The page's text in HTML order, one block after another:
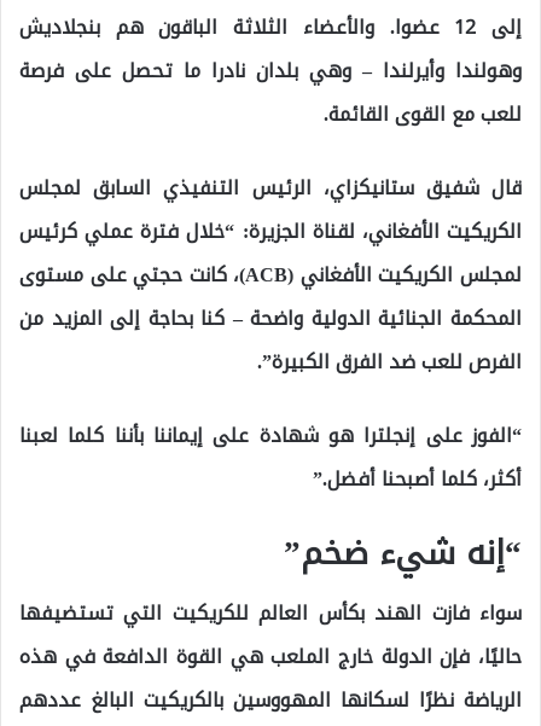
إلى 12 عضوا. والأعضاء الثلاثة الباقون هم بنجلاديش
وهولندا وأيرلندا – وهي بلدان نادرا ما تحصل على فرصة
للعب مع القوى القائمة.
قال شفيق ستانيكزاي، الرئيس التنفيذي السابق لمجلس
الكريكيت الأفغاني، لقناة الجزيرة: “خلال فترة عملي كرئيس
لمجلس الكريكيت الأفغاني (ACB)، كانت حجتي على مستوى
المحكمة الجنائية الدولية واضحة – كنا بحاجة إلى المزيد من
الفرص للعب ضد الفرق الكبيرة”.
“الفوز على إنجلترا هو شهادة على إيماننا بأننا كلما لعبنا
أكثر، كلما أصبحنا أفضل.”
“إنه شيء ضخم”
سواء فازت الهند بكأس العالم للكريكيت التي تستضيفها
حاليًا، فإن الدولة خارج الملعب هي القوة الدافعة في هذه
الرياضة نظرًا لسكانها المهووسين بالكريكيت البالغ عددهم